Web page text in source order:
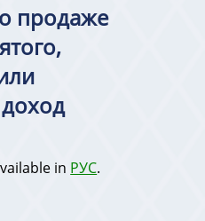
продаже
in РУС.